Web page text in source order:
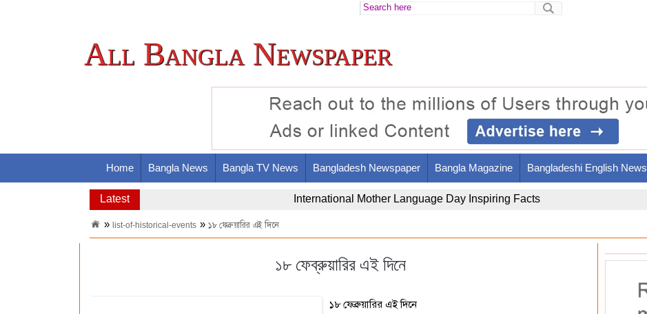
All Bangla Newspaper
Home Bangla News Bangla TV News Bangladesh Newspaper Bangla Magazine Bangladeshi English News
Latest Nasir Al-Din Al-Tusi's Brilliant Legacy and Contributions
list-of-historical-events ১৮ ফেব্রুয়ারির এই দিনে
১৮ ফেব্রুয়ারির এই দিনে
১৮ ফেব্রুয়ারির এই দিনে